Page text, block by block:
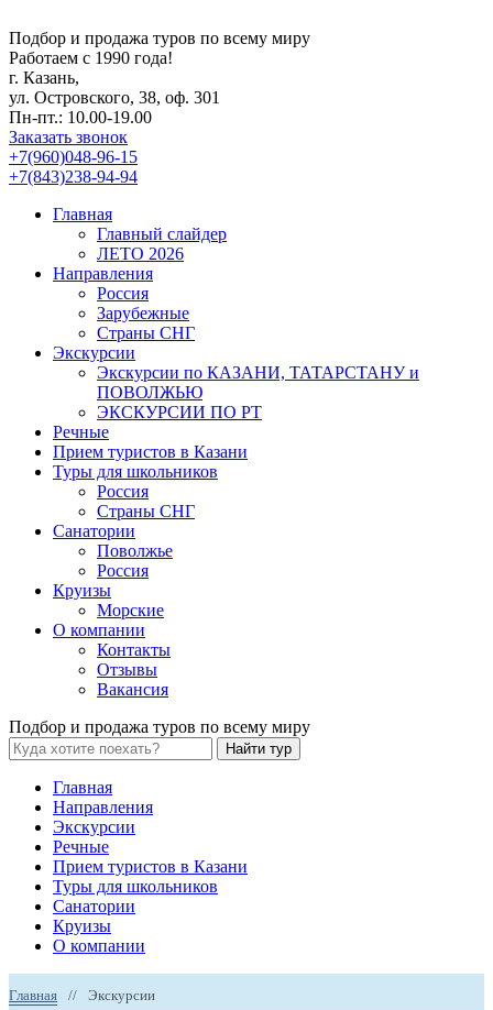
Подбор и продажа туров по всему миру
Работаем с 1990 года!
г. Казань,
ул. Островского, 38, оф. 301
Пн-пт.: 10.00-19.00
Заказать звонок
+7(960)048-96-15
+7(843)238-94-94
Главная
Главный слайдер
ЛЕТО 2026
Направления
Россия
Зарубежные
Страны СНГ
Экскурсии
Экскурсии по КАЗАНИ, ТАТАРСТАНУ и
ПОВОЛЖЬЮ
ЭКСКУРСИИ ПО РТ
Речные
Прием туристов в Казани
Туры для школьников
Россия
Страны СНГ
Санатории
Поволжье
Россия
Круизы
Морские
О компании
Контакты
Отзывы
Вакансия
Подбор и продажа туров по всему миру
Найти тур
Главная
Направления
Экскурсии
Речные
Прием туристов в Казани
Туры для школьников
Санатории
Круизы
О компании
Главная // Экскурсии